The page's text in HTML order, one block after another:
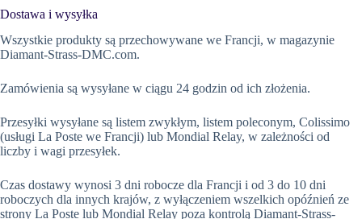
Dostawa i wysyłka
Wszystkie produkty są przechowywane we Francji, w magazynie
Diamant-Strass-DMC.com.
Zamówienia są wysyłane w ciągu 24 godzin od ich złożenia.
Przesyłki wysyłane są listem zwykłym, listem poleconym, Colissimo
(usługi La Poste we Francji) lub Mondial Relay, w zależności od
liczby i wagi przesyłek.
Czas dostawy wynosi 3 dni robocze dla Francji i od 3 do 10 dni
roboczych dla innych krajów, z wyłączeniem wszelkich opóźnień ze
strony La Poste lub Mondial Relay poza kontrolą Diamant-Strass-